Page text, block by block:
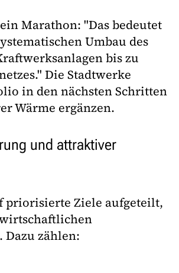
Marathon: "Das bedeutet
Umbau des
bis zu
Die Stadtwerke
in den nächsten Schritten
Wärme ergänzen.
und attraktiver
priorisierte Ziele aufgeteilt,
zählen: